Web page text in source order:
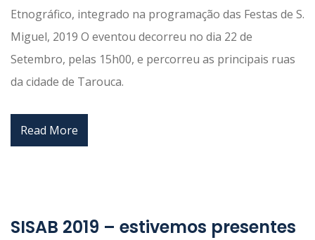
Etnográfico, integrado na programação das Festas de S.
Miguel, 2019 O eventou decorreu no dia 22 de
Setembro, pelas 15h00, e percorreu as principais ruas
da cidade de Tarouca.
Read More
SISAB 2019 – estivemos presentes